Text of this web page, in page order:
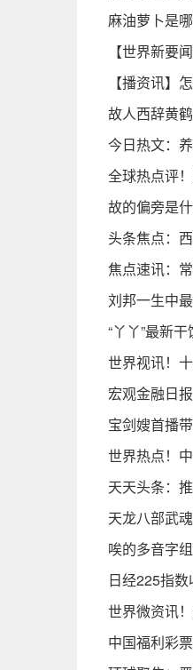
麻油萝卜是
【世界新要
【播资讯】
故人西辞黄
今日热文：
全球热点评
故的偏旁是
头条焦点：
焦点速讯：
刘邦一生中
“丫丫”最新
世界视讯！
宏观金融日
宝剑嫂首播
世界热点！
天天头条：
天龙八部武
唉的多音字
日经225指
世界微资讯
中国福利彩